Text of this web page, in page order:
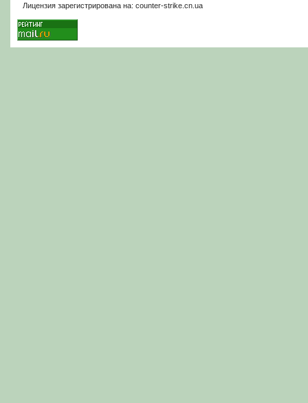
Лицензия зарегистрирована на: counter-strike.cn.ua